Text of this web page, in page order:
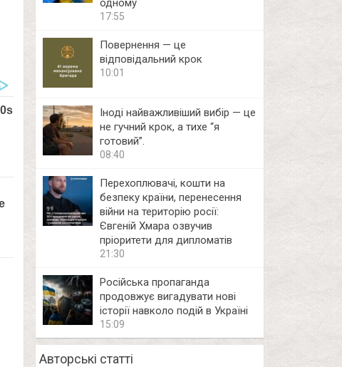
одному
17:55
Повернення — це
відповідальний крок
10:01
Іноді найважливіший вибір — це
не гучний крок, а тихе “я
готовий”.
08:40
Перехоплювачі, кошти на
безпеку країни, перенесення
війни на територію росії:
Євгеній Хмара озвучив
пріоритети для дипломатів
21:30
Російська пропаганда
продовжує вигадувати нові
історії навколо подій в Україні
15:09
Авторські статті